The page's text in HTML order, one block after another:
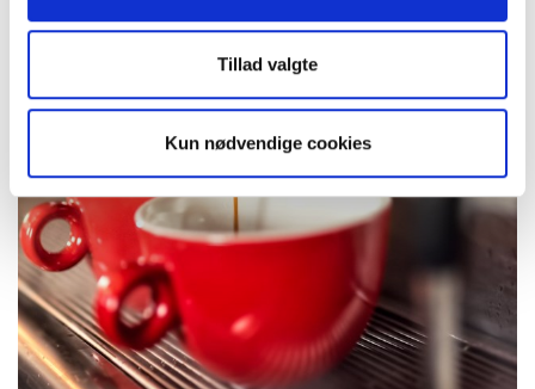
Tillad valgte
Kun nødvendige cookies